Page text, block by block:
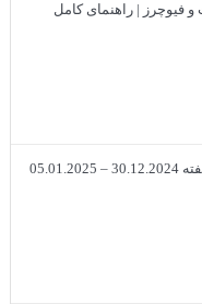
فیوچرز | راهنمای کامل